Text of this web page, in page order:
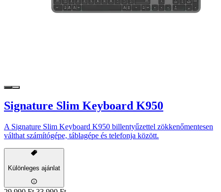
Signature Slim Keyboard K950
A Signature Slim Keyboard K950 billentyűzettel zökkenőmentesen
válthat számítógépe, táblagépe és telefonja között.
Különleges ajánlat